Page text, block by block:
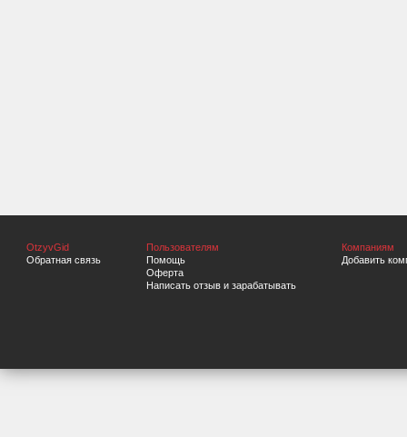
OtzyvGid
Обратная связь
Пользователям
Помощь
Оферта
Написать отзыв и зарабатывать
Компаниям
Добавить